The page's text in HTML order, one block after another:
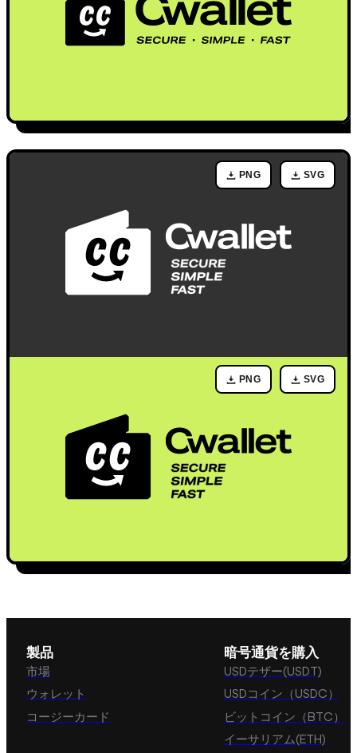
PNG SVG
PNG SVG
製品
市場
ウォレット
コージーカード
暗号通貨を購入
USDテザー(USDT)
USDコイン（USDC）
ビットコイン（BTC）
イーサリアム(ETH)